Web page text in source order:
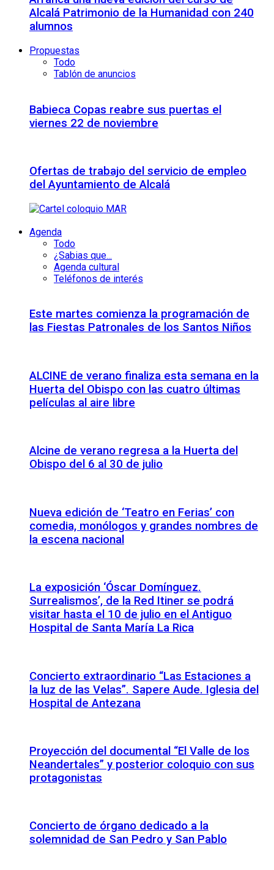
Alcalá Patrimonio de la Humanidad con 240
alumnos
Propuestas
Todo
Tablón de anuncios
Babieca Copas reabre sus puertas el
viernes 22 de noviembre
Ofertas de trabajo del servicio de empleo
del Ayuntamiento de Alcalá
Agenda
Todo
¿Sabias que...
Agenda cultural
Teléfonos de interés
Este martes comienza la programación de
las Fiestas Patronales de los Santos Niños
ALCINE de verano finaliza esta semana en la
Huerta del Obispo con las cuatro últimas
películas al aire libre
Alcine de verano regresa a la Huerta del
Obispo del 6 al 30 de julio
Nueva edición de ‘Teatro en Ferias’ con
comedia, monólogos y grandes nombres de
la escena nacional
La exposición ‘Óscar Domínguez.
Surrealismos’, de la Red Itiner se podrá
visitar hasta el 10 de julio en el Antiguo
Hospital de Santa María La Rica
Concierto extraordinario “Las Estaciones a
la luz de las Velas”. Sapere Aude. Iglesia del
Hospital de Antezana
Proyección del documental “El Valle de los
Neandertales” y posterior coloquio con sus
protagonistas
Concierto de órgano dedicado a la
solemnidad de San Pedro y San Pablo